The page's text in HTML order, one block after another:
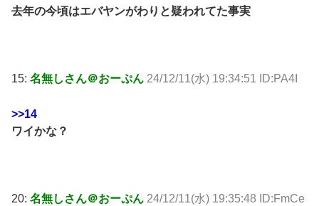
去年の今頃はエバヤンがわりと疑われてた事実
15: 名無しさん＠おーぷん 24/12/11(水) 19:34:51 ID:PA4I
>>14
ワイかな？
20: 名無しさん＠おーぷん 24/12/11(水) 19:35:48 ID:FmCe